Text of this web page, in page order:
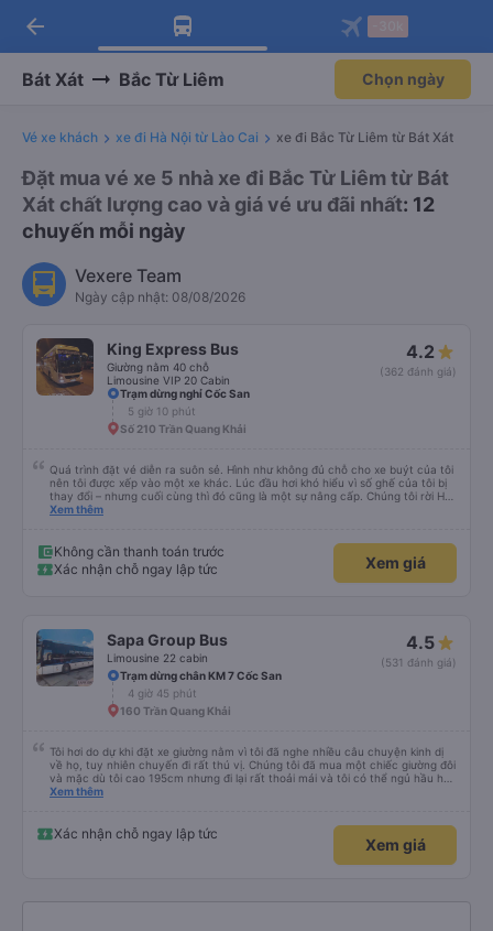
Tải app Vexere ngay!
Nhận ưu đãi thành viên độc
Mở app
Tải app Vexere
-30k/ghế khi đặt vé máy bay qua
Mở app
arrow_back
Bát Xát Bắc Từ Liêm Chọn ngày
Vé xe khách xe đi Hà Nội từ Lào Cai xe đi Bắc Từ Liêm từ Bát Xát
Đặt mua vé xe 5 nhà xe đi Bắc Từ Liêm từ Bát
Xát chất lượng cao và giá vé ưu đãi nhất: 12
chuyến mỗi ngày
Vexere Team
Ngày cập nhật: 08/08/2026
King Express Bus
Giường nằm 40 chỗ
Limousine VIP 20 Cabin
4.2
(362 đánh giá)
Trạm dừng nghỉ Cốc San
5 giờ 10 phút
Số 210 Trần Quang Khải
Quá trình đặt vé diễn ra suôn sẻ. Hình như không đủ chỗ cho xe buýt của tôi
nên tôi được xếp vào một xe khác. Lúc đầu hơi khó hiểu vì số ghế của tôi bị
thay đổi – nhưng cuối cùng thì đó cũng là một sự nâng cấp. Chúng tôi rời Hà
Nội lúc 10 giờ tối, dừng hai lần và đến Saa lúc 5 giờ sáng. Tài xế hơi thô lỗ
Xem thêm
Không cần thanh toán trước
Xác nhận chỗ ngay lập tức
Xem giá
Sapa Group Bus
Limousine 22 cabin
4.5
(531 đánh giá)
Trạm dừng chân KM 7 Cốc San
4 giờ 45 phút
160 Trần Quang Khải
Tôi hơi do dự khi đặt xe giường nằm vì tôi đã nghe nhiều câu chuyện kinh dị
về họ, tuy nhiên chuyến đi rất thú vị. Chúng tôi đã mua một chiếc giường đôi
và mặc dù tôi cao 195cm nhưng đi lại rất thoải mái và tôi có thể ngủ hầu hết
thời gian (mặc dù tôi không thể duỗi chân hoàn toàn. Tôi sẽ cần thêm 20-
Giường sạch sẽ và tài xế xe buýt thỉnh thoảng bấm còi. Tôi thực sự khuyên
bạn nên xe buýt này. Và nếu bạn cao hơn tôi, tôi khuyên bạn nên trả thêm
Xem thêm
Xác nhận chỗ ngay lập tức
Xem giá